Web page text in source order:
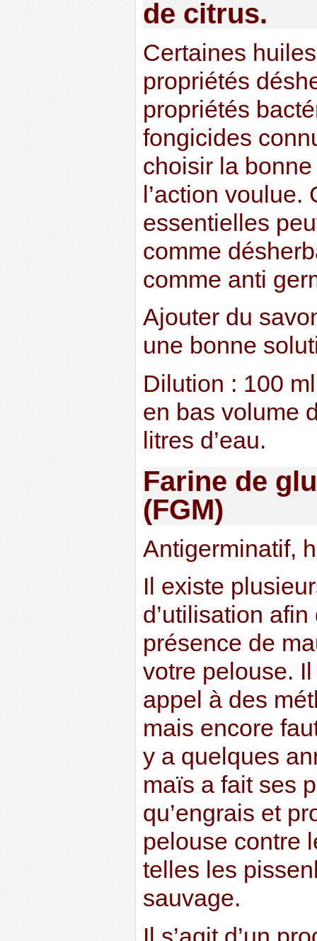
de citrus.
Certaines
propriétés
propriétés
fongicides
choisir la
l’action
essentielles
comme
comme anti
Ajouter du
une bonne
Dilution : 100
en bas volume
litres d’eau.
Farine de
(FGM)
Antigerminatif,
Il existe
d’utilisation
présence de
votre pelouse.
appel à des
mais encore
y a quelques
maïs a fait ses
qu’engrais et
pelouse contre
telles les
sauvage.